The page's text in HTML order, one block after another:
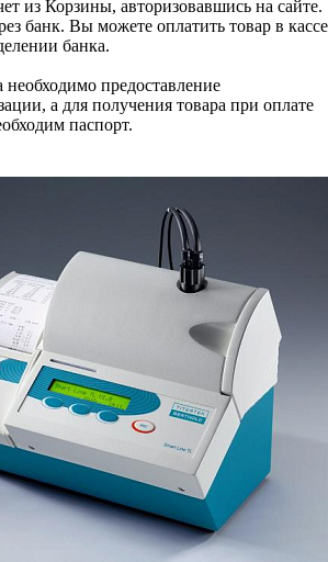
из Корзины, авторизовавшись на сайте.
банк. Вы можете оплатить товар в кассе
банка.
необходимо предоставление
а для получения товара при оплате
паспорт.